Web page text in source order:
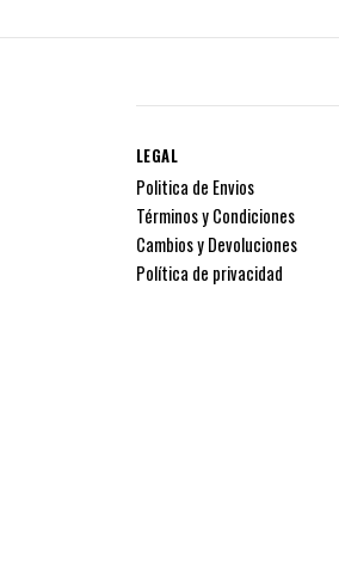
LEGAL
Politica de Envios
Términos y Condiciones
Cambios y Devoluciones
Política de privacidad